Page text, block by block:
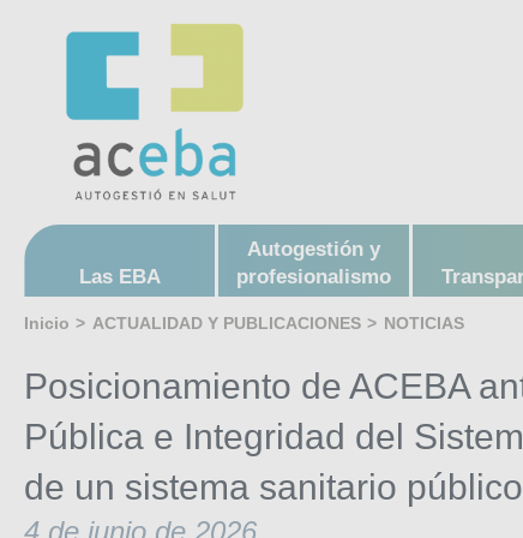
Las EBA
Autogestión y
profesionalismo
Inicio > ACTUALIDAD Y PUBLICACIONES > NOTICIAS
Posicionamiento de ACEBA
Pública e Integridad del
de un sistema sanitario
4 de junio de 2026